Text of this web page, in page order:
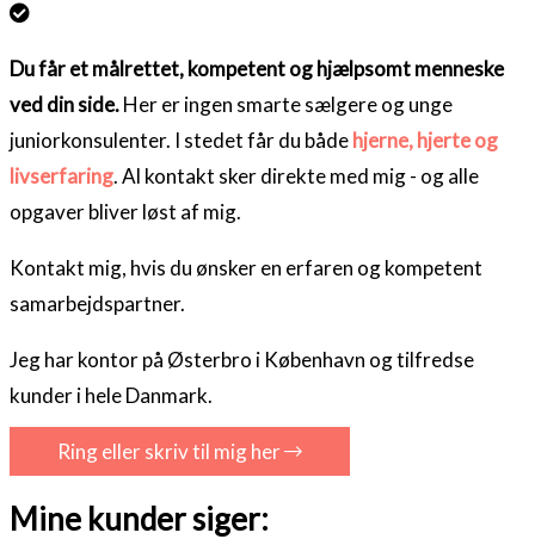
Du får et målrettet, kompetent og hjælpsomt menneske
ved din side.Her er ingen smarte sælgere og unge
juniorkonsulenter. I stedet får du bådehjerne, hjerte og
livserfaring. Al kontakt sker direkte med mig - og alle
opgaver bliver løst af mig.
Kontakt mig, hvis du ønsker en erfaren og kompetent
samarbejdspartner.
Jeg har kontor på Østerbro i København og tilfredse
kunder i hele Danmark.
Ring eller skriv til mig her
Mine kunder siger: